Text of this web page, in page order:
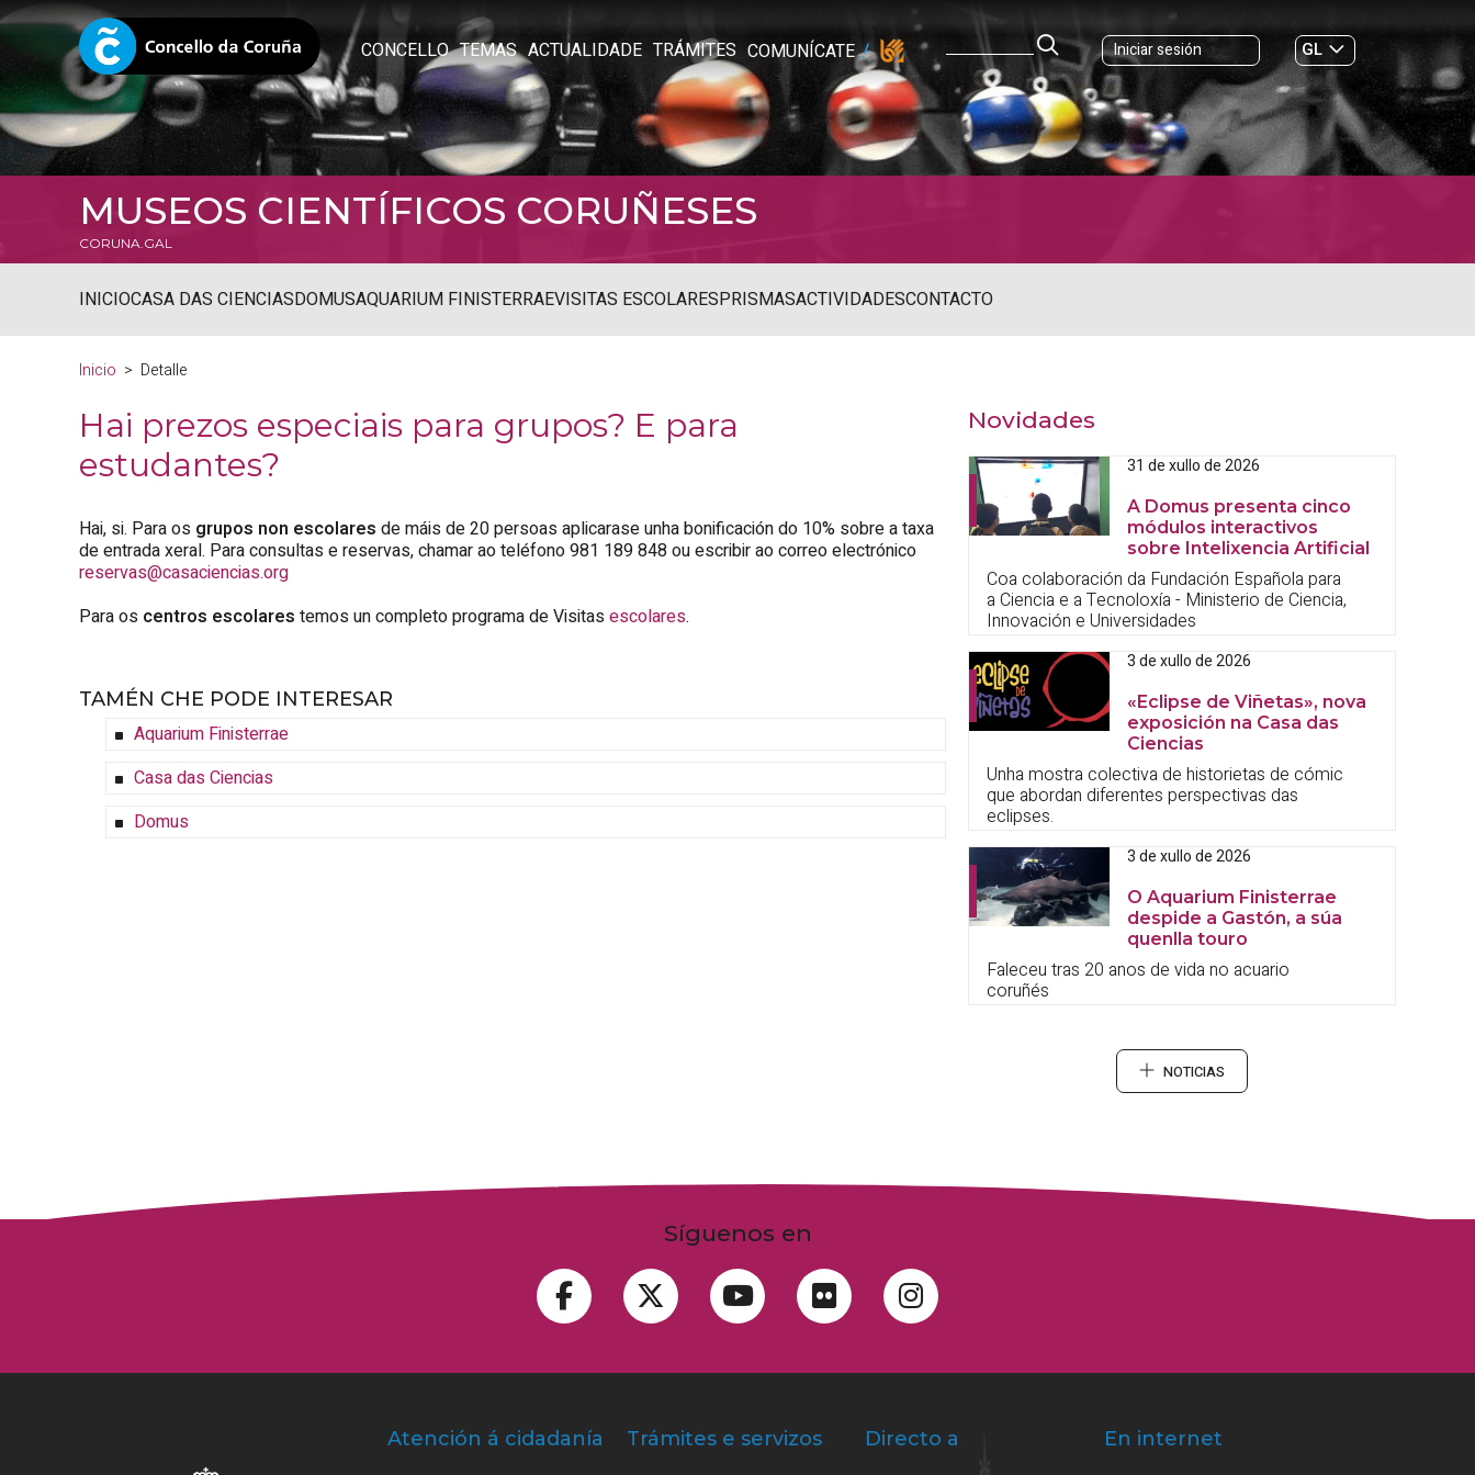
CONCELLO TEMAS ACTUALIDADE TRÁMITES COMUNÍCATE Iniciar sesión
GL
ES|
MUSEOS CIENTÍFICOS CORUÑESES
CORUNA.GAL
INICIOCASA DAS CIENCIASDOMUSAQUARIUM FINISTERRAEVISITAS ESCOLARESPRISMASACTIVIDADESCONTACTO
Inicio Detalle
Hai prezos especiais para grupos? E para
estudantes?
Hai, si. Para os grupos non escolares de máis de 20 persoas aplicarase unha bonificación do 10% sobre a taxa
de entrada xeral. Para consultas e reservas, chamar ao teléfono 981 189 848 ou escribir ao correo electrónico
reservas@casaciencias.org
Para os centros escolares temos un completo programa de Visitas escolares.
TAMÉN CHE PODE INTERESAR
Aquarium Finisterrae
Casa das Ciencias
Domus
Novidades
31 de xullo de 2026
A Domus presenta cinco
módulos interactivos
sobre Intelixencia Artificial
Coa colaboración da Fundación Española para
a Ciencia e a Tecnoloxía - Ministerio de Ciencia,
Innovación e Universidades
3 de xullo de 2026
«Eclipse de Viñetas», nova
exposición na Casa das
Ciencias
Unha mostra colectiva de historietas de cómic
que abordan diferentes perspectivas das
eclipses.
3 de xullo de 2026
O Aquarium Finisterrae
despide a Gastón, a súa
quenlla touro
Faleceu tras 20 anos de vida no acuario
coruñés
NOTICIAS
Síguenos en
Atención á cidadanía Trámites e servizos Directo a En internet